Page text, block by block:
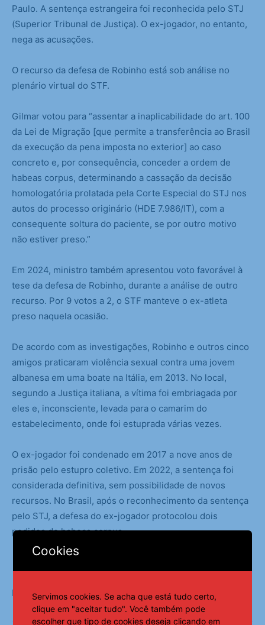
Paulo. A sentença estrangeira foi reconhecida pelo STJ
(Superior Tribunal de Justiça). O ex-jogador, no entanto,
nega as acusações.
O recurso da defesa de Robinho está sob análise no
plenário virtual do STF.
Gilmar votou para “assentar a inaplicabilidade do art. 100
da Lei de Migração [que permite a transferência ao Brasil
da execução da pena imposta no exterior] ao caso
concreto e, por consequência, conceder a ordem de
habeas corpus, determinando a cassação da decisão
homologatória prolatada pela Corte Especial do STJ nos
autos do processo originário (HDE 7.986/IT), com a
consequente soltura do paciente, se por outro motivo
não estiver preso.”
Em 2024, ministro também apresentou voto favorável à
tese da defesa de Robinho, durante a análise de outro
recurso. Por 9 votos a 2, o STF manteve o ex-atleta
preso naquela ocasião.
De acordo com as investigações, Robinho e outros cinco
amigos praticaram violência sexual contra uma jovem
albanesa em uma boate na Itália, em 2013. No local,
segundo a Justiça italiana, a vítima foi embriagada por
eles e, inconsciente, levada para o camarim do
estabelecimento, onde foi estuprada várias vezes.
O ex-jogador foi condenado em 2017 a nove anos de
prisão pelo estupro coletivo. Em 2022, a sentença foi
considerada definitiva, sem possibilidade de novos
recursos. No Brasil, após o reconhecimento da sentença
pelo STJ, a defesa do ex-jogador protocolou dois
pedidos de habeas corpus.
Fonte:Notícias ao Minuto
Cookies
Servimos cookies. Se acha que está tudo certo,
clique em "aceitar tudo". Você também pode
escolher que tipo de cookies deseja clicando em